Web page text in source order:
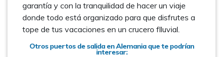
garantía y con la tranquilidad de hacer un viaje
donde todo está organizado para que disfrutes a
tope de tus vacaciones en un crucero flluvial.
Otros puertos de salida en Alemania que te podrían
interesar: